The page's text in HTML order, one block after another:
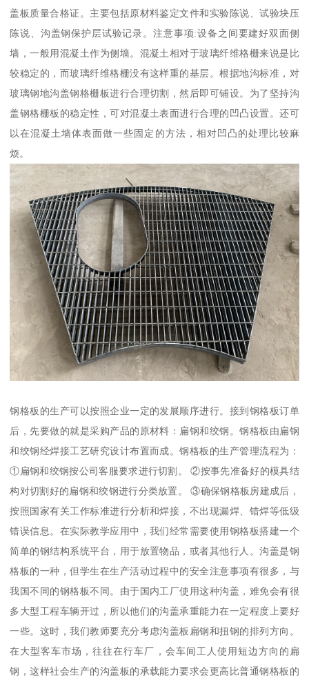
盖板质量合格证。主要包括原材料鉴定文件和实验陈说、试验块压
陈说、沟盖钢保护层试验记录。注意事项:设备之间要建好双面侧
墙，一般用混凝土作为侧墙。混凝土相对于玻璃纤维格栅来说是比
较稳定的，而玻璃纤维格栅没有这样重的基层。根据地沟标准，对
玻璃钢地沟盖钢格栅板进行合理切割，然后即可铺设。为了坚持沟
盖钢格栅板的稳定性，可对混凝土表面进行合理的凹凸设置。还可
以在混凝土墙体表面做一些固定的方法，相对凹凸的处理比较麻
烦。
钢格板的生产可以按照企业一定的发展顺序进行。接到钢格板订单
后，先要做的就是采购产品的原材料：扁钢和绞钢。钢格板由扁钢
和绞钢经焊接工艺研究设计布置而成。钢格板的生产管理流程为：
①扁钢和绞钢按公司客服要求进行切割。 ②按事先准备好的模具结
构对切割好的扁钢和绞钢进行分类放置。 ③确保钢格板房建成后，
按照国家有关工作标准进行分析和焊接，不出现漏焊、错焊等低级
错误信息。在实际教学应用中，我们经常需要使用钢格板搭建一个
简单的钢结构系统平台，用于放置物品，或者其他行人。沟盖是钢
格板的一种，但学生在生产活动过程中的安全注意事项有很多，与
我国不同的钢格板不同。由于国内工厂使用这种沟盖，难免会有很
多大型工程车辆开过，所以他们的沟盖承重能力在一定程度上要好
一些。这时，我们教师要充分考虑沟盖板扁钢和扭钢的排列方向。
在大型客车市场，往往在行车厂，会车间工人使用短边方向的扁
钢，这样社会生产的沟盖板的承载能力要求会更高比普通钢格板的